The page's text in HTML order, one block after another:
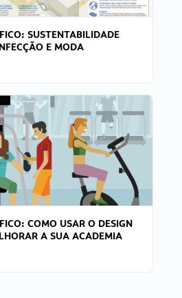
SUSTENTABILIDADE
E MODA
COMO USAR O DESIGN
A SUA ACADEMIA